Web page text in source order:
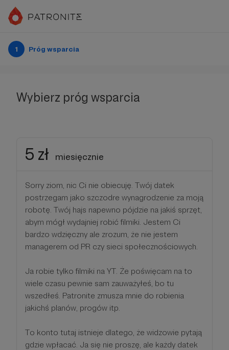
1 Próg wsparcia
Wybierz próg wsparcia
5 zł miesięcznie
Sorry ziom, nic Ci nie obiecuję. Twój datek
postrzegam jako szczodre wynagrodzenie za moją
robotę. Twój hajs napewno pójdzie na jakiś sprzęt,
abym mógł wydajniej robić filmiki. Jestem Ci
bardzo wdzięczny ale zrozum, że nie jestem
managerem od PR czy sieci społecznościowych.
Ja robie tylko filmiki na YT. Że poświęcam na to
wiele czasu pewnie sam zauważyłeś, bo tu
wszedłeś. Patronite zmusza mnie do robienia
jakichś planów, progów itp.
To konto tutaj istnieje dlatego, że widzowie pytają
gdzie wpłacać. Ja się nie proszę, ale każdy datek